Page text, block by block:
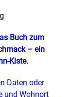
Buch zum
– ein
Kiste.
Daten oder
und Wohnort